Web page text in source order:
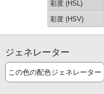
彩度 (HSL)
彩度 (HSV)
ジェネレーター
この色の配色ジェネレーター